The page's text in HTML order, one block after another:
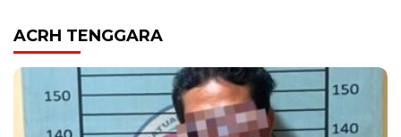
ACRH TENGGARA